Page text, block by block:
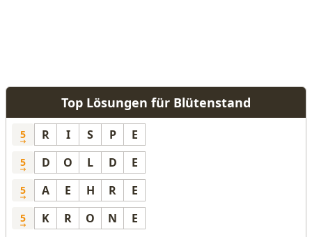
Top Lösungen für Blütenstand
5 R I S P E
5 D O L D E
5 A E H R E
5 K R O N E